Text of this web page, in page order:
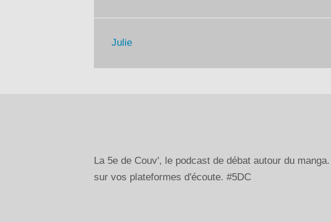
Julie
La 5e de Couv', le podcast de débat autour du
sur vos plateformes d'écoute. #5DC